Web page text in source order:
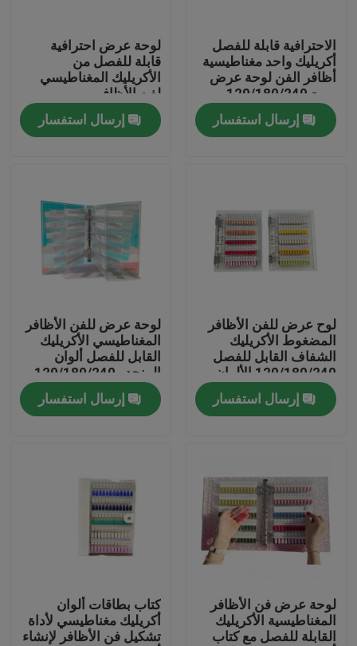
المنتجات
عنّا
جولة في المصنع
أخبار
اطلب اقتباس
غطاء زجاجة بلاستيكية
الاحترافية قابلة للفصل
أكريليك واحد مغناطيسية
أظافر الفن لوحة عرض
مربع 120/180/240
ألوان منحدرة أداة
بلاستيكية للأظافر
إرسال استفسار
لوحة عرض احترافية
قابلة للفصل من
الأكريليك المغناطيسي
لفن الأظافر
متدرج من البلاستيك
الصلب لأطراف جل
إرسال استفسار
لوح عرض للفن الأظافر
المضغوط الأكريليك
الشفاف القابل للفصل
120/180/240 الألوان
كتاب أداة بلاستيكية
لأطراف الأظافر مصنوعة
من الجيل
إرسال استفسار
لوحة عرض للفن الأظافر
المغناطيسي الأكريليك
القابل للفصل ألوان
المنحدر 120/180/240
ظلال لأدوات الأظافر
البلاستيكيةإرسال استفسار
لوحة عرض فن الأظافر
المغناطيسية الأكريليك
القابلة للفصل مع كتاب
كتاب بطاقات ألوان
أكريليك مغناطيسي لأداة
تشكيل فن الأظافر لإنشاء